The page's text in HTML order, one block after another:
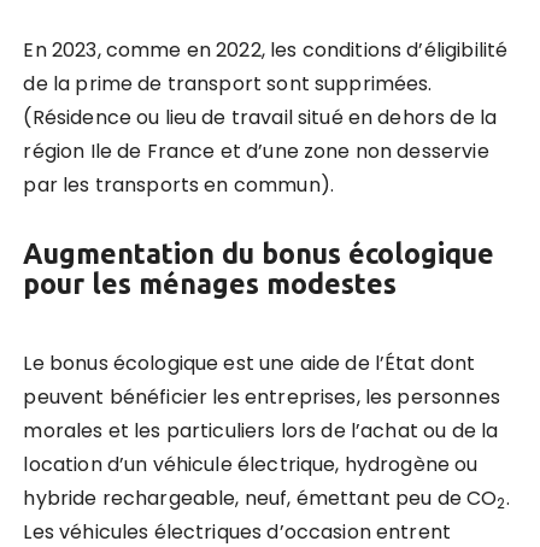
En 2023, comme en 2022, les conditions d’éligibilité
de la prime de transport sont supprimées.
(Résidence ou lieu de travail situé en dehors de la
région Ile de France et d’une zone non desservie
par les transports en commun).
Augmentation du bonus écologique
pour les ménages modestes
Le bonus écologique est une aide de l’État dont
peuvent bénéficier les entreprises, les personnes
morales et les particuliers lors de l’achat ou de la
location d’un véhicule électrique, hydrogène ou
hybride rechargeable, neuf, émettant peu de CO2.
Les véhicules électriques d’occasion entrent